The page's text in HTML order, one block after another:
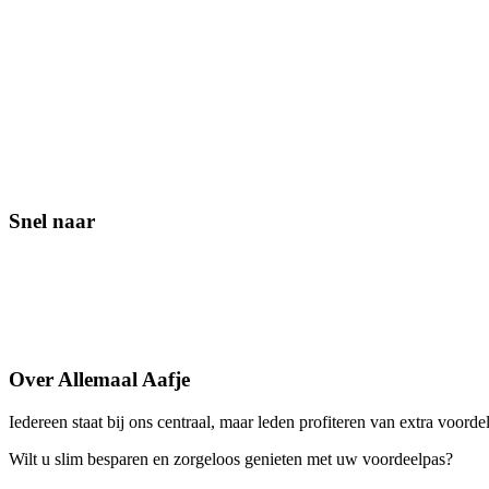
Snel naar
Over Allemaal Aafje
Iedereen staat bij ons centraal, maar leden profiteren van extra
Wilt u slim besparen en zorgeloos genieten met uw voordeelpas?